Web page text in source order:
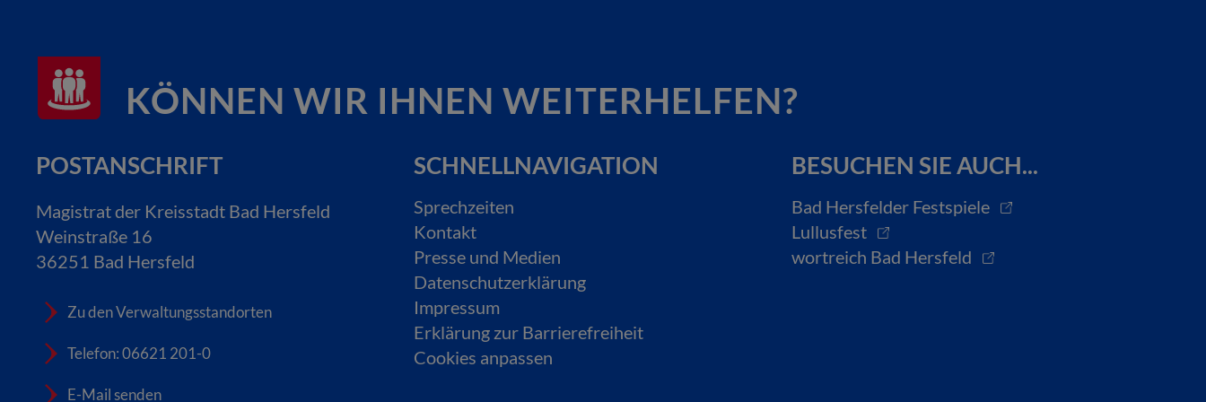
KÖNNEN WIR IHNEN WEITERHELFEN?
POSTANSCHRIFT
Magistrat der Kreisstadt Bad Hersfeld
Weinstraße 16
36251 Bad Hersfeld
Zu den Verwaltungsstandorten
Telefon: 06621 201-0
E-Mail senden
SCHNELLNAVIGATION
Sprechzeiten
Kontakt
Presse und Medien
Datenschutzerklärung
Impressum
Erklärung zur Barrierefreiheit
Cookies anpassen
BESUCHEN SIE AUCH...
Bad Hersfelder Festspiele
Lullusfest
wortreich Bad Hersfeld